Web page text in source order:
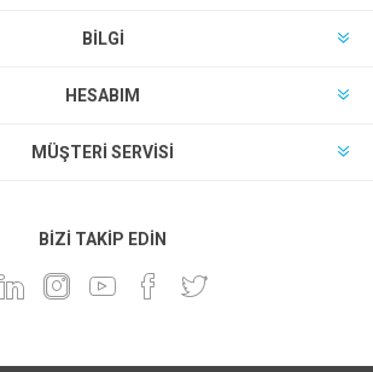
BILGI
HESABIM
MÜŞTERI SERVISI
BIZI TAKIP EDIN